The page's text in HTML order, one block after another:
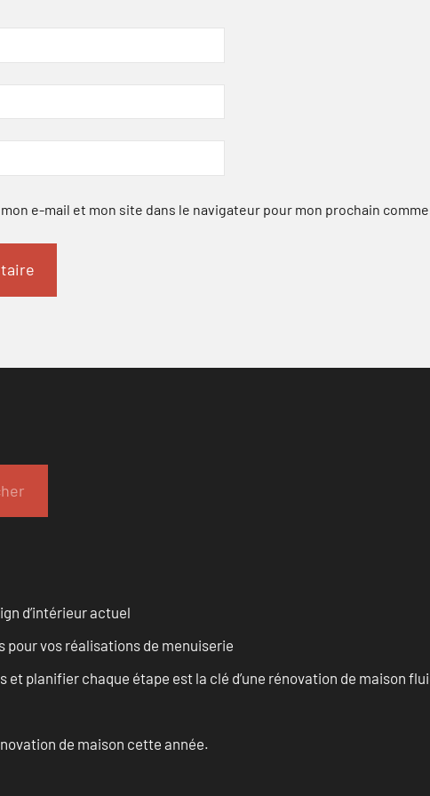
e-mail et mon site dans le navigateur pour mon prochain
d’intérieur actuel
pour vos réalisations de menuiserie
et planifier chaque étape est la clé d’une rénovation de maison
de maison cette année.